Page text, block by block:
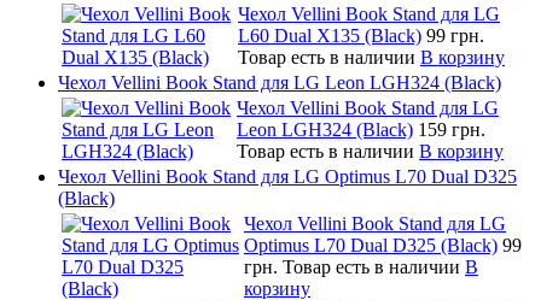
Чехол Vellini Book Stand для LG
L60 Dual X135 (Black) 99 грн.
Товар есть в наличии В корзину
Чехол Vellini Book Stand для LG Leon LGH324 (Black)
Чехол Vellini Book Stand для LG
Leon LGH324 (Black) 159 грн.
Товар есть в наличии В корзину
Чехол Vellini Book Stand для LG Optimus L70 Dual D325
(Black)
Чехол Vellini Book Stand для LG
Optimus L70 Dual D325 (Black) 99
грн. Товар есть в наличии В
корзину